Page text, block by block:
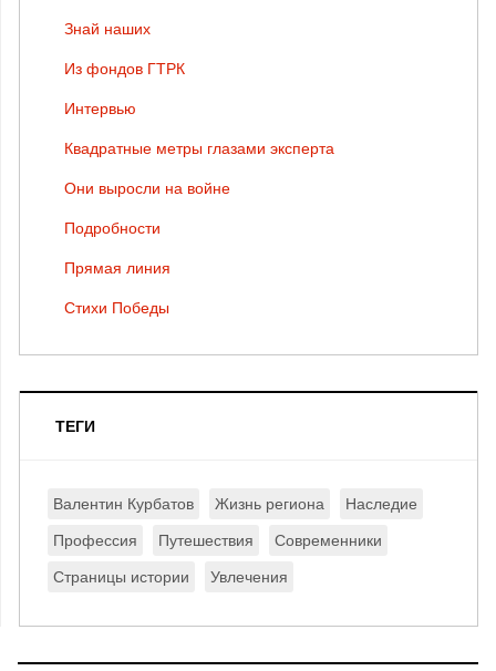
Знай наших
Из фондов ГТРК
Интервью
Квадратные метры глазами эксперта
Они выросли на войне
Подробности
Прямая линия
Стихи Победы
ТЕГИ
Валентин Курбатов Жизнь региона Наследие
Профессия Путешествия Современники
Страницы истории Увлечения